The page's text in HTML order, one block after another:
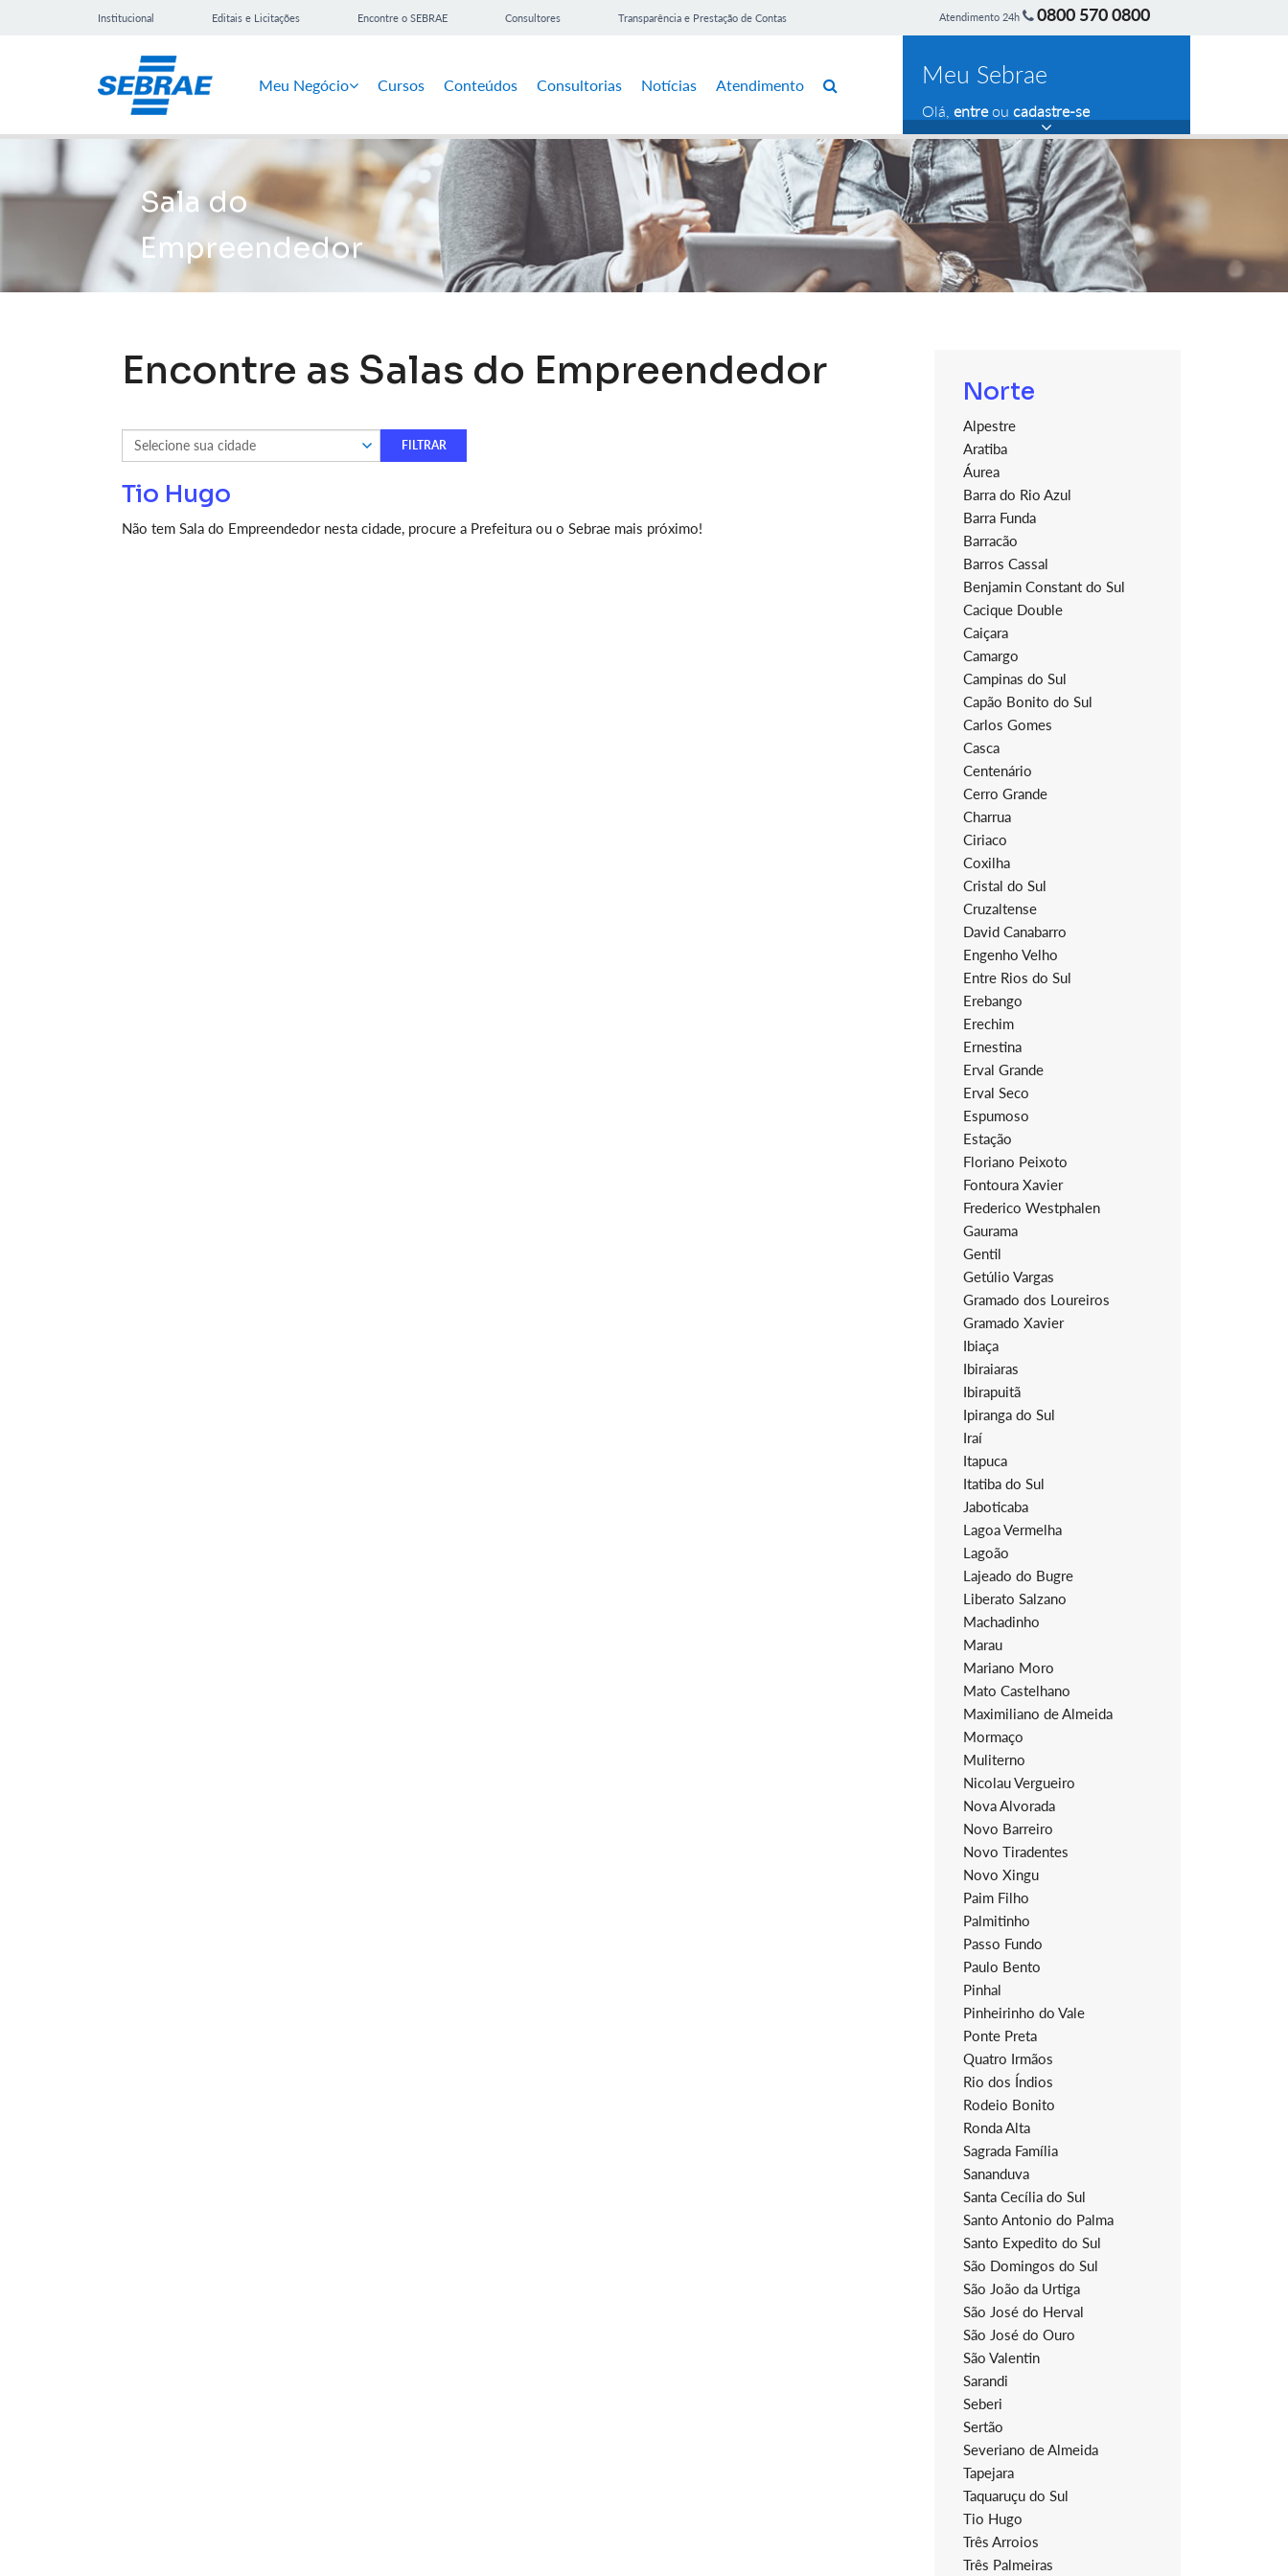
Institucional Editais e Licitações Encontre o SEBRAE Consultores Transparência e Prestação de Contas Atendimento 24h 0800 570 0800
Meu Negócio Cursos Conteúdos Consultorias Notícias Atendimento Meu Sebrae
Olá, entreou cadastre-se
Sala do
Empreendedor
Encontre as Salas do Empreendedor
Tio Hugo
Não tem Sala do Empreendedor nesta cidade, procure a Prefeitura ou o Sebrae mais próximo!
Norte
Alpestre
Aratiba
Áurea
Barra do Rio Azul
Barra Funda
Barracão
Barros Cassal
Benjamin Constant do Sul
Cacique Double
Caiçara
Camargo
Campinas do Sul
Capão Bonito do Sul
Carlos Gomes
Casca
Centenário
Cerro Grande
Charrua
Ciriaco
Coxilha
Cristal do Sul
Cruzaltense
David Canabarro
Engenho Velho
Entre Rios do Sul
Erebango
Erechim
Ernestina
Erval Grande
Erval Seco
Espumoso
Estação
Floriano Peixoto
Fontoura Xavier
Frederico Westphalen
Gaurama
Gentil
Getúlio Vargas
Gramado dos Loureiros
Gramado Xavier
Ibiaça
Ibiraiaras
Ibirapuitã
Ipiranga do Sul
Iraí
Itapuca
Itatiba do Sul
Jaboticaba
Lagoa Vermelha
Lagoão
Lajeado do Bugre
Liberato Salzano
Machadinho
Marau
Mariano Moro
Mato Castelhano
Maximiliano de Almeida
Mormaço
Muliterno
Nicolau Vergueiro
Nova Alvorada
Novo Barreiro
Novo Tiradentes
Novo Xingu
Paim Filho
Palmitinho
Passo Fundo
Paulo Bento
Pinhal
Pinheirinho do Vale
Ponte Preta
Quatro Irmãos
Rio dos Índios
Rodeio Bonito
Ronda Alta
Sagrada Família
Sananduva
Santa Cecília do Sul
Santo Antonio do Palma
Santo Expedito do Sul
São Domingos do Sul
São João da Urtiga
São José do Herval
São José do Ouro
São Valentin
Sarandi
Seberi
Sertão
Severiano de Almeida
Tapejara
Taquaruçu do Sul
Tio Hugo
Três Arroios
Três Palmeiras